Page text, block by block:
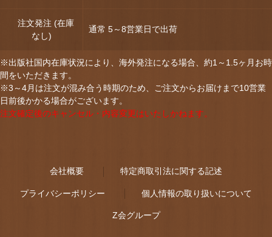
注文発注 (在庫
なし)
通常 5～8営業日で出荷
※出版社国内在庫状況により、海外発注になる場合、約1～1.5ヶ月お時
間をいただきます。
※3～4月は注文が混み合う時期のため、ご注文からお届けまで10営業
日前後かかる場合がございます。
注文確定後のキャンセル・内容変更はいたしかねます。
会社概要 特定商取引法に関する記述
プライバシーポリシー 個人情報の取り扱いについて
Z会グループ